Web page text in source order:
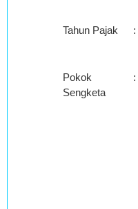
Tahun Pajak :
Pokok
Sengketa
: